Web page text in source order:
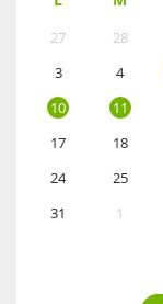
27 28
3
4
10
11
17
18
24
25
31
1